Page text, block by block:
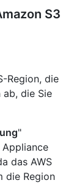
S3
Region, die
die Sie
"
Appliance
das AWS
die Region